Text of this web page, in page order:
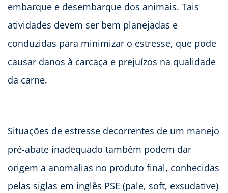
embarque e desembarque dos animais. Tais
atividades devem ser bem planejadas e
conduzidas para minimizar o estresse, que pode
causar danos à carcaça e prejuízos na qualidade
da carne.
Situações de estresse decorrentes de um manejo
pré-abate inadequado também podem dar
origem a anomalias no produto final, conhecidas
pelas siglas em inglês PSE (pale, soft, exsudative)